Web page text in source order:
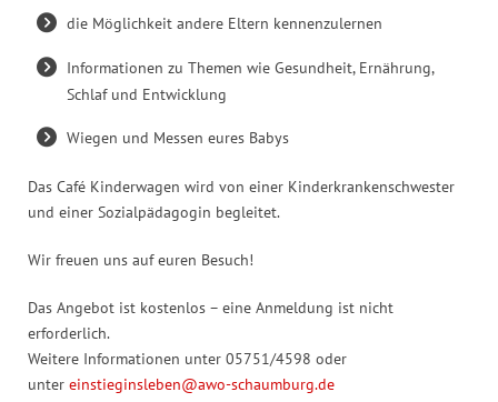
die Möglichkeit andere Eltern kennenzulernen
Informationen zu Themen wie Gesundheit, Ernährung,
Schlaf und Entwicklung
Wiegen und Messen eures Babys
Das Café Kinderwagen wird von einer Kinderkrankenschwester
und einer Sozialpädagogin begleitet.
Wir freuen uns auf euren Besuch!
Das Angebot ist kostenlos – eine Anmeldung ist nicht
erforderlich.
Weitere Informationen unter 05751/4598 oder
unter einstieginsleben@awo-schaumburg.de